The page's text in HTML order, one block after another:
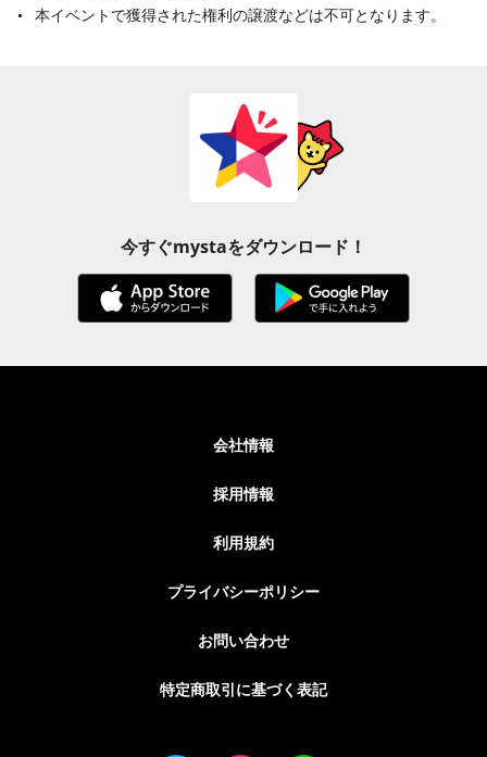
本イベントで獲得された権利の譲渡などは不可となります。
今すぐmystaをダウンロード！
会社情報
採用情報
利用規約
プライバシーポリシー
お問い合わせ
特定商取引に基づく表記